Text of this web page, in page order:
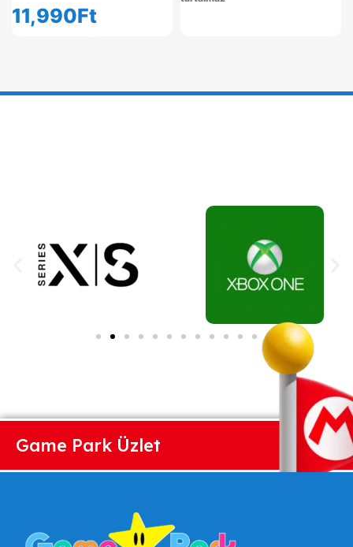
11,990Ft
Game Park Üzlet